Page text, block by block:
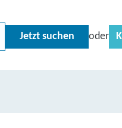
Jetzt suchen oder